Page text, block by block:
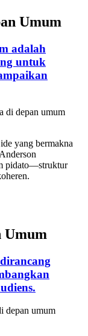
Umum
adalah
untuk
yang bermakna
pidato—struktur
Umum